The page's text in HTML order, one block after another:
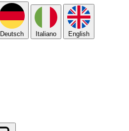
Deutsch Italiano English